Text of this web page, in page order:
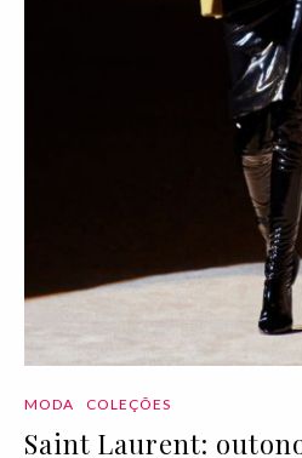
MODA COLEÇÕES
Saint Laurent: